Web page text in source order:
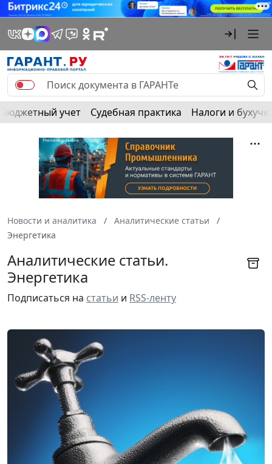
Бюджетный учет Судебная практика Налоги и
Новости и аналитика
Аналитические статьи
Энергетика
Аналитические статьи.
Энергетика
Подписаться на статьи и RSS-ленту